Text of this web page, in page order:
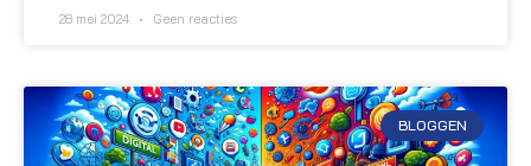
28 mei 2024 Geen reacties
BLOGGEN